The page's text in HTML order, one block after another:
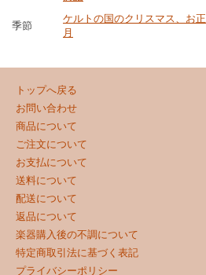
季節
ケルトの国のクリスマス、お正
月
トップへ戻る
お問い合わせ
商品について
ご注文について
お支払について
送料について
配送について
返品について
楽器購入後の不調について
特定商取引法に基づく表記
プライバシーポリシー